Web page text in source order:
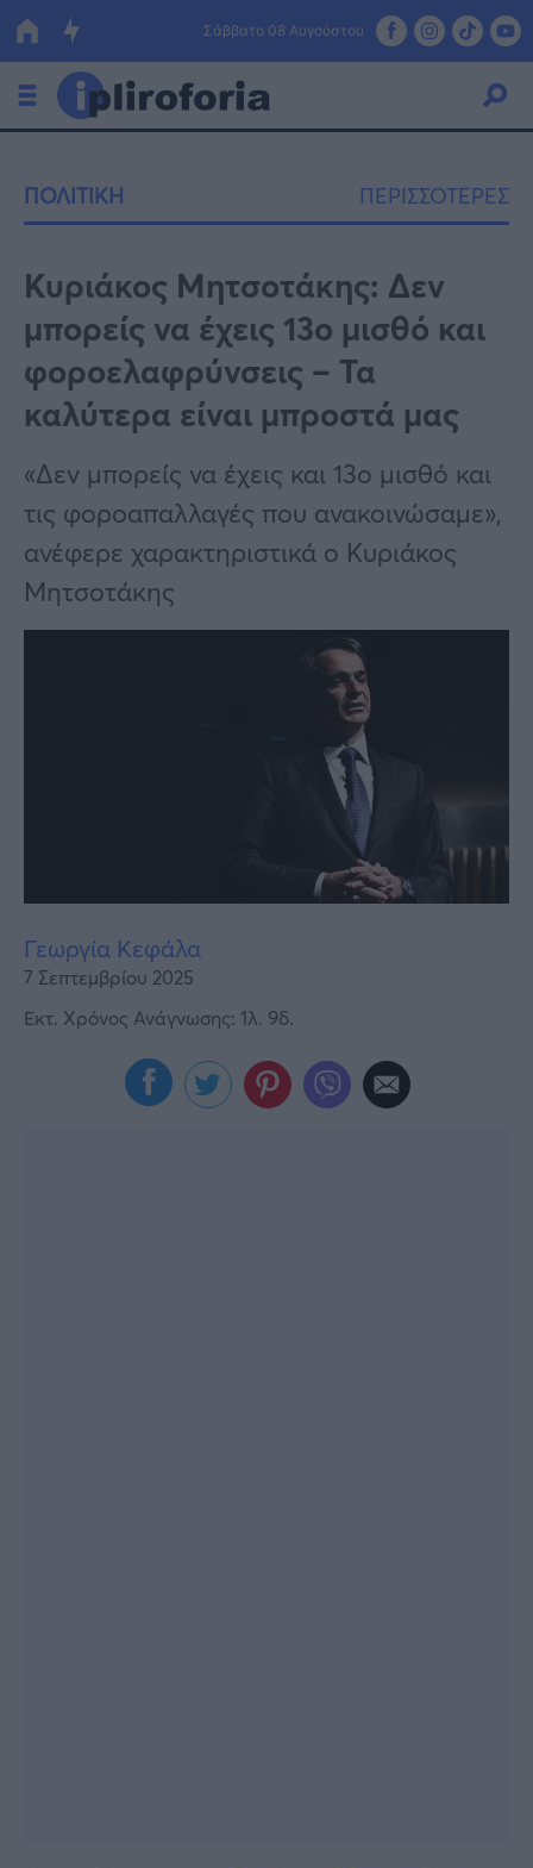
Σάββατο 08 Αυγούστου
Οικονομία
Πολιτική
Τράπεζες
Επιδοτήσεις
Κόσμος
Lifestyle
Αθλητικά
Υγεία
Γυναίκα
ΠΟΛΙΤΙΚΗ ΠΕΡΙΣΣΟΤΕΡΕΣ
Κυριάκος Μητσοτάκης: Δεν
μπορείς να έχεις 13ο μισθό και
φοροελαφρύνσεις – Τα
καλύτερα είναι μπροστά μας
«Δεν μπορείς να έχεις και 13ο μισθό και
τις φοροαπαλλαγές που ανακοινώσαμε»,
ανέφερε χαρακτηριστικά ο Κυριάκος
Μητσοτάκης
Γεωργία Κεφάλα
7 Σεπτεμβρίου 2025
Εκτ. Χρόνος Ανάγνωσης: 1λ. 9δ.